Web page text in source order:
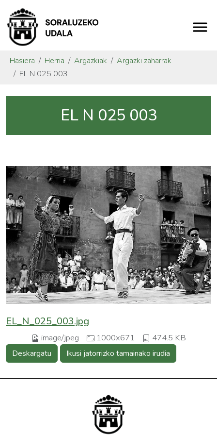
Hasiera Herria Argazkiak
Argazki zaharrak
EL N 025 003
EL N 025 003
EL_N_025_003.jpg
image/jpeg 1000x671 474.5 KB
Deskargatu Ikusi jatorrizko tamainako irudia